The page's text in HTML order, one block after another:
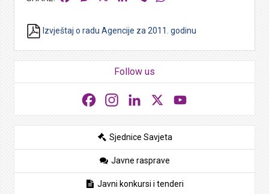
Izvještaj o radu Agencije za 2011. godinu
Follow us
FacebookInstagramLinkedIn
Sjednice Savjeta
Javne rasprave
Javni konkursi i tenderi